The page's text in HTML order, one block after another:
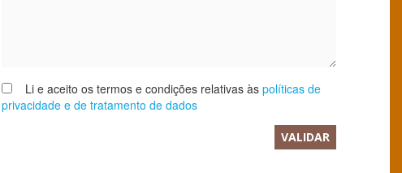
Li e aceito os termos e condições relativas àspolíticas de
privacidade e de tratamento de dados
VALIDAR